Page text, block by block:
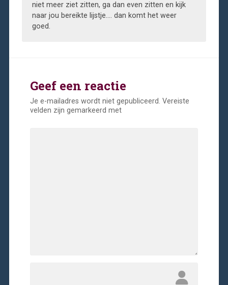
niet meer ziet zitten, ga dan even zitten en kijk
naar jou bereikte lijstje…. dan komt het weer
goed.
Geef een reactie
Je e-mailadres wordt niet gepubliceerd. Vereiste
velden zijn gemarkeerd met